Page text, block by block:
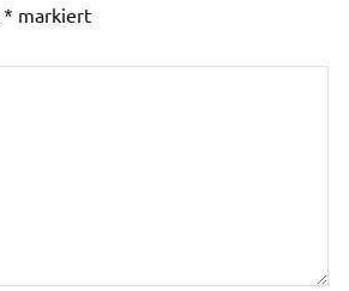
* markiert